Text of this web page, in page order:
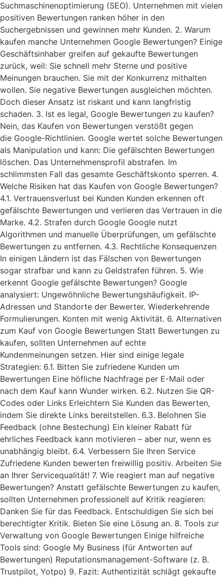
Suchmaschinenoptimierung (SEO). Unternehmen mit vielen
positiven Bewertungen ranken höher in den
Suchergebnissen und gewinnen mehr Kunden. 2. Warum
kaufen manche Unternehmen Google Bewertungen? Einige
Geschäftsinhaber greifen auf gekaufte Bewertungen
zurück, weil: Sie schnell mehr Sterne und positive
Meinungen brauchen. Sie mit der Konkurrenz mithalten
wollen. Sie negative Bewertungen ausgleichen möchten.
Doch dieser Ansatz ist riskant und kann langfristig
schaden. 3. Ist es legal, Google Bewertungen zu kaufen?
Nein, das Kaufen von Bewertungen verstößt gegen
die Google-Richtlinien. Google wertet solche Bewertungen
als Manipulation und kann: Die gefälschten Bewertungen
löschen. Das Unternehmensprofil abstrafen. Im
schlimmsten Fall das gesamte Geschäftskonto sperren. 4.
Welche Risiken hat das Kaufen von Google Bewertungen?
4.1. Vertrauensverlust bei Kunden Kunden erkennen oft
gefälschte Bewertungen und verlieren das Vertrauen in die
Marke. 4.2. Strafen durch Google Google nutzt
Algorithmen und manuelle Überprüfungen, um gefälschte
Bewertungen zu entfernen. 4.3. Rechtliche Konsequenzen
In einigen Ländern ist das Fälschen von Bewertungen
sogar strafbar und kann zu Geldstrafen führen. 5. Wie
erkennt Google gefälschte Bewertungen? Google
analysiert: Ungewöhnliche Bewertungshäufigkeit. IP-
Adressen und Standorte der Bewerter. Wiederkehrende
Formulierungen. Konten mit wenig Aktivität. 6. Alternativen
zum Kauf von Google Bewertungen Statt Bewertungen zu
kaufen, sollten Unternehmen auf echte
Kundenmeinungen setzen. Hier sind einige legale
Strategien: 6.1. Bitten Sie zufriedene Kunden um
Bewertungen Eine höfliche Nachfrage per E-Mail oder
nach dem Kauf kann Wunder wirken. 6.2. Nutzen Sie QR-
Codes oder Links Erleichtern Sie Kunden das Bewerten,
indem Sie direkte Links bereitstellen. 6.3. Belohnen Sie
Feedback (ohne Bestechung) Ein kleiner Rabatt für
ehrliches Feedback kann motivieren – aber nur, wenn es
unabhängig bleibt. 6.4. Verbessern Sie Ihren Service
Zufriedene Kunden bewerten freiwillig positiv. Arbeiten Sie
an Ihrer Servicequalität! 7. Wie reagiert man auf negative
Bewertungen? Anstatt gefälschte Bewertungen zu kaufen,
sollten Unternehmen professionell auf Kritik reagieren:
Danken Sie für das Feedback. Entschuldigen Sie sich bei
berechtigter Kritik. Bieten Sie eine Lösung an. 8. Tools zur
Verwaltung von Google Bewertungen Einige hilfreiche
Tools sind: Google My Business (für Antworten auf
Bewertungen) Reputationsmanagement-Software (z. B.
Trustpilot, Yotpo) 9. Fazit: Authentizität schlägt gekaufte